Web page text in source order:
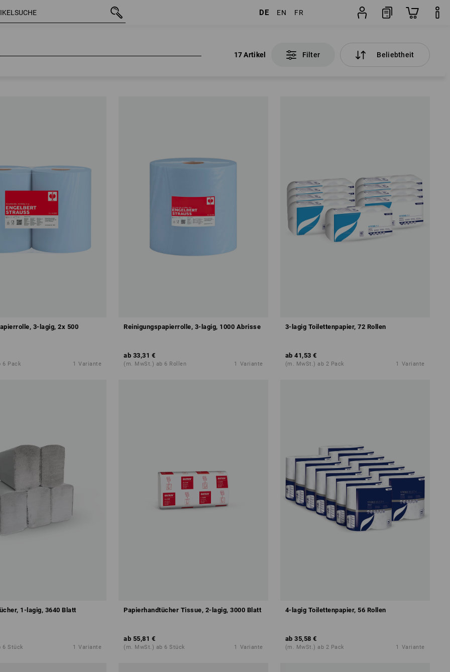
DE EN FR
17 Artikel Filter Beliebtheit
17 Artikel Filter Beliebtheit
3-lagig, 2x 500
6 Pack 1 Variante
Reinigungspapierrolle, 3-lagig, 1000 Abrisse
ab 33,31 €
(m. MwSt.) ab 6 Rollen 1 Variante
3-lagig Toilettenpapier, 72 Rollen
ab 41,53 €
(m. MwSt.) ab 2 Pack 1 Variante
1-lagig, 3640 Blatt
6 Stück 1 Variante
Papierhandtücher Tissue, 2-lagig, 3000 Blatt
ab 55,81 €
(m. MwSt.) ab 6 Stück 1 Variante
4-lagig Toilettenpapier, 56 Rollen
ab 35,58 €
(m. MwSt.) ab 2 Pack 1 Variante